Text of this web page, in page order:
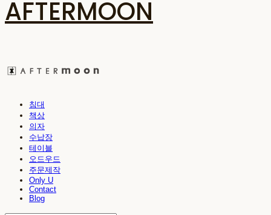
AFTERMOON
침대
책상
의자
수납장
테이블
오드우드
주문제작
Only U
Contact
Blog